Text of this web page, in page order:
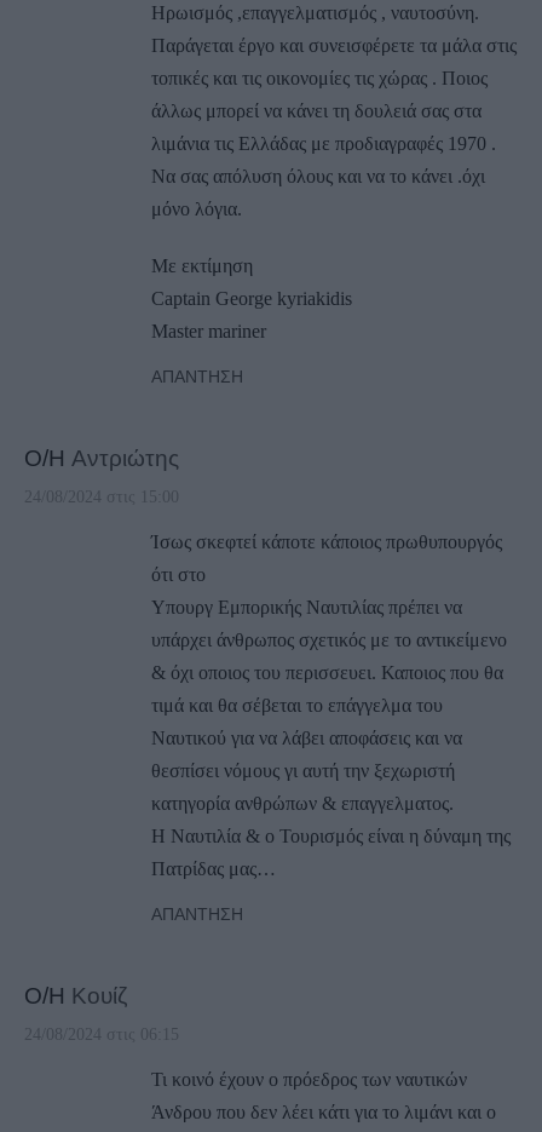
Ηρωισμός ,επαγγελματισμός , ναυτοσύνη.
Παράγεται έργο και συνεισφέρετε τα μάλα στις
τοπικές και τις οικονομίες τις χώρας . Ποιος
άλλως μπορεί να κάνει τη δουλειά σας στα
λιμάνια τις Ελλάδας με προδιαγραφές 1970 .
Να σας απόλυση όλους και να το κάνει .όχι
μόνο λόγια.
Με εκτίμηση
Captain George kyriakidis
Master mariner
ΑΠΆΝΤΗΣΗ
Ο/Η Αντριώτης
24/08/2024 στις 15:00
Ίσως σκεφτεί κάποτε κάποιος πρωθυπουργός
ότι στο
Υπουργ Εμπορικής Ναυτιλίας πρέπει να
υπάρχει άνθρωπος σχετικός με το αντικείμενο
& όχι οποιος του περισσευει. Καποιος που θα
τιμά και θα σέβεται το επάγγελμα του
Ναυτικού για να λάβει αποφάσεις και να
θεσπίσει νόμους γι αυτή την ξεχωριστή
κατηγορία ανθρώπων & επαγγελματος.
Η Ναυτιλία & ο Τουρισμός είναι η δύναμη της
Πατρίδας μας…
ΑΠΆΝΤΗΣΗ
Ο/Η Κουίζ
24/08/2024 στις 06:15
Τι κοινό έχουν ο πρόεδρος των ναυτικών
Άνδρου που δεν λέει κάτι για το λιμάνι και ο